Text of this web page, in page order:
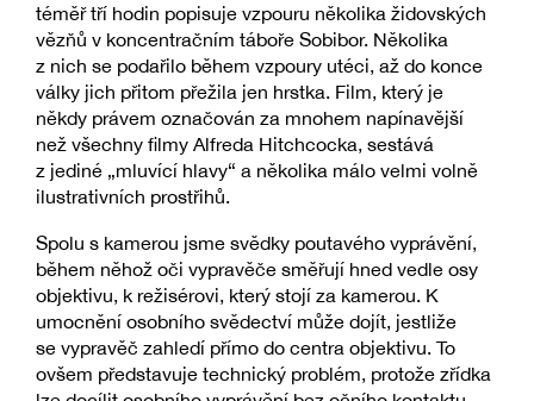
téměř tří hodin popisuje vzpouru několika židovských
vězňů v koncentračním táboře Sobibor. Několika
z nich se podařilo během vzpoury utéci, až do konce
války jich přitom přežila jen hrstka. Film, který je
někdy právem označován za mnohem napínavější
než všechny filmy Alfreda Hitchcocka, sestává
z jediné „mluvící hlavy“ a několika málo velmi volně
ilustrativních prostřihů.
Spolu s kamerou jsme svědky poutavého vyprávění,
během něhož oči vypravěče směřují hned vedle osy
objektivu, k režisérovi, který stojí za kamerou. K
umocnění osobního svědectví může dojít, jestliže
se vypravěč zahledí přímo do centra objektivu. To
ovšem představuje technický problém, protože zřídka